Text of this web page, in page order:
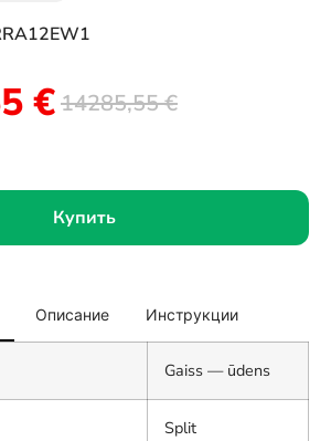
14285,55€
€
Купить
Описание Инструкции
Gaiss — ūdens
Split